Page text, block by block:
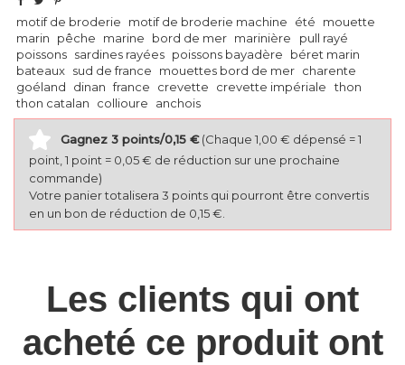
motif de broderie motif de broderie machine été
mouette
marin
pêche marine bord de mer marinière
pull rayé
poissons sardines rayées poissons bayadère
béret marin
bateaux sud de france mouettes bord de mer charente
goéland
dinan france crevette crevette impériale thon
thon catalan
collioure anchois
Gagnez 3 points/0,15 € (Chaque 1,00 € dépensé = 1
point, 1 point = 0,05 € de réduction sur une prochaine
commande)
Votre panier totalisera 3 points qui pourront être convertis
en un bon de réduction de 0,15 €.
Les clients qui ont
acheté ce produit ont